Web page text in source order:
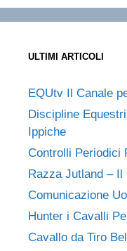
ULTIMI ARTICOLI
EQUtv Il Canale
Discipline
Ippiche
Controlli Periodici
Razza Jutland – Il
Comunicazione
Hunter i Cavalli
Cavallo da Tiro